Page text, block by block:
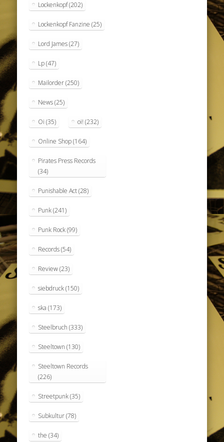
Lockenkopf(202)
Lockenkopf Fanzine (25)
Lord James(27)
Lp(47)
Mailorder(250)
News(25)
Oi (35) oi! (232)
Online Shop(164)
Pirates Press Records
(34)
Punishable Act(28)
Punk(241)
Punk Rock(99)
Records(54)
Review(23)
siebdruck(150)
ska (173)
Steelbruch (333)
Steeltown (130)
Steeltown Records
(226)
Streetpunk(35)
Subkultur(78)
the (34)